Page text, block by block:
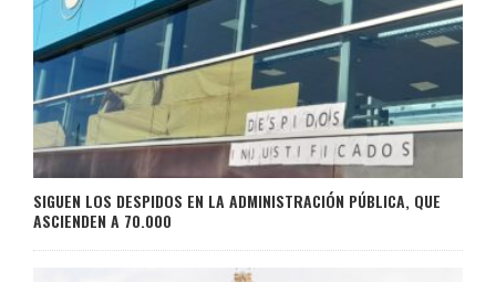
SIGUEN LOS DESPIDOS EN LA ADMINISTRACIÓN PÚBLICA, QUE
ASCIENDEN A 70.000